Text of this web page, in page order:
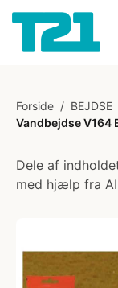
Forside / BEJDSE
Vandbejdse V164
Dele af
med hjælp fra